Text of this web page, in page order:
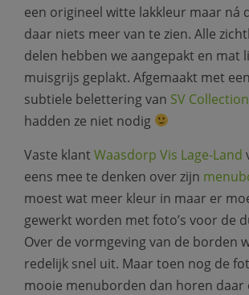
een origineel witte lakkleur maar ná
daar niets meer van te zien. Alle
delen hebben we aangepakt en mat
muisgrijs geplakt. Afgemaakt met
subtiele belettering van SV Collection
hadden ze niet nodig
Vaste klantWaasdorp Vis Lage-Land
eens mee te denken over zijn
moest wat meer kleur in maar er
gewerkt worden met foto’s voor de
Over de vormgeving van de borden
redelijk snel uit. Maar toen nog de
mooie menuborden dan horen daar